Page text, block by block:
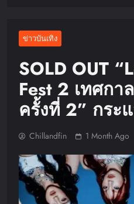
ข่าวบันเทิง
SOLD OUT
Fest 2 เทศกา
ครั้งที่ 2” กระ
Chillandfin 1 Month Ago